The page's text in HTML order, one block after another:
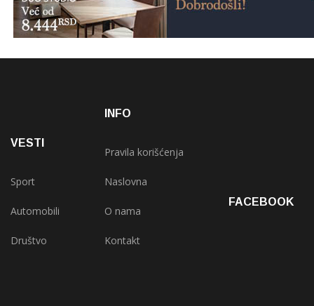
VESTI
Sport
Automobili
Društvo
INFO
Pravila korišćenja
Naslovna
O nama
Kontakt
FACEBOOK